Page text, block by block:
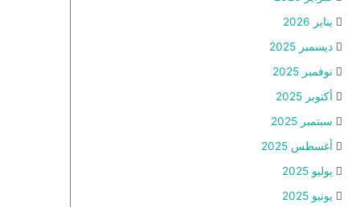
يناير 2026
ديسمبر 2025
نوفمبر 2025
أكتوبر 2025
سبتمبر 2025
أغسطس 2025
يوليو 2025
يونيو 2025